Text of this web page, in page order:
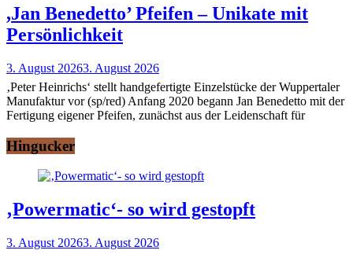
,Jan Benedetto’ Pfeifen – Unikate mit
Persönlichkeit
3. August 20263. August 2026
‚Peter Heinrichs‘ stellt handgefertigte Einzelstücke der Wuppertaler
Manufaktur vor (sp/red) Anfang 2020 begann Jan Benedetto mit der
Fertigung eigener Pfeifen, zunächst aus der Leidenschaft für
Hingucker
‚Powermatic‘- so wird gestopft
3. August 20263. August 2026